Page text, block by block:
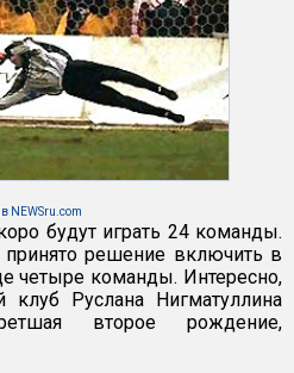
NEWSru.com
будут играть 24 команды.
решение включить в
четыре команды. Интересно,
Руслана Нигматуллина
второе рождение,